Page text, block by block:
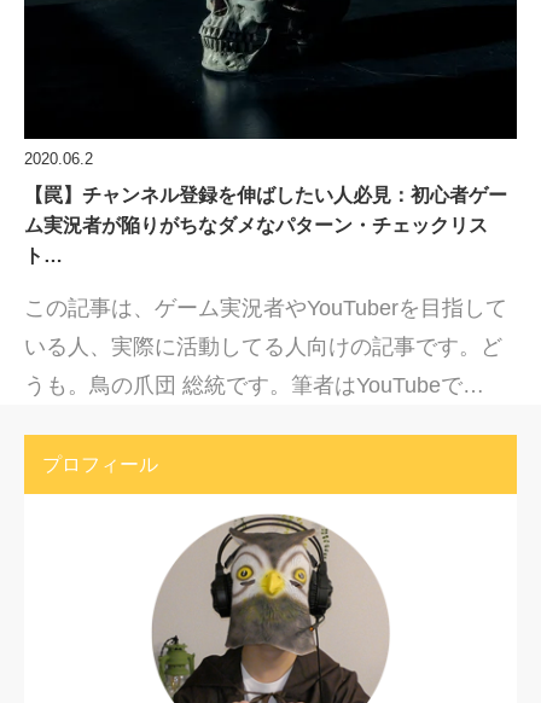
2020.06.2
【罠】チャンネル登録を伸ばしたい人必見：初心者ゲー
ム実況者が陥りがちなダメなパターン・チェックリス
ト…
この記事は、ゲーム実況者やYouTuberを目指して
いる人、実際に活動してる人向けの記事です。ど
うも。鳥の爪団 総統です。筆者はYouTubeで…
プロフィール